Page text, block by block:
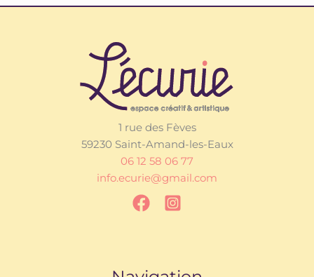
1 rue des Fèves
59230 Saint-Amand-les-Eaux
06 12 58 06 77
info.ecurie@gmail.com